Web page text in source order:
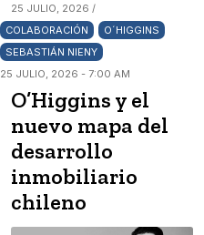
25 JULIO, 2026 /
COLABORACIÓN
O´HIGGINS
SEBASTIÁN NIENY
25 JULIO, 2026 - 7:00 AM
O’Higgins y el
nuevo mapa del
desarrollo
inmobiliario
chileno